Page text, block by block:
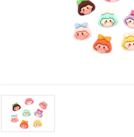
αναλύουμε
επισκεψιμότητα
και να
προβάλλουμε
πιο σχετικό
περιεχόμενο